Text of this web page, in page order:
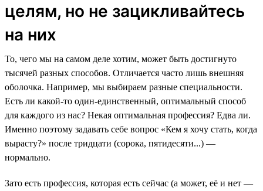
целям, но не зацикливайтесь
на них
То, чего мы на самом деле хотим, может быть достигнуто
тысячей разных способов. Отличается часто лишь внешняя
оболочка. Например, мы выбираем разные специальности.
Есть ли какой-то один-единственный, оптимальный способ
для каждого из нас? Некая оптимальная профессия? Едва ли.
Именно поэтому задавать себе вопрос «Кем я хочу стать, когда
вырасту?» после тридцати (сорока, пятидесяти...) —
нормально.
Зато есть профессия, которая есть сейчас (а может, её и нет —